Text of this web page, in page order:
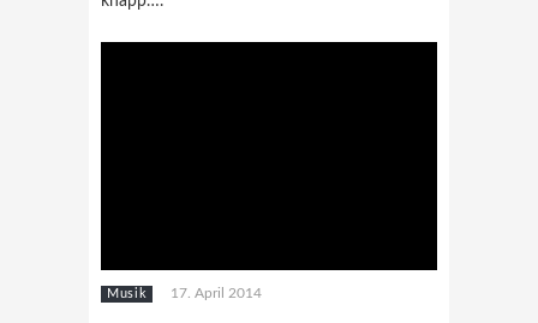
Musik 17. April 2014